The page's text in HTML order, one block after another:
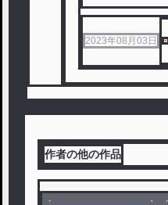
2023年08月03日
作者の他の作品